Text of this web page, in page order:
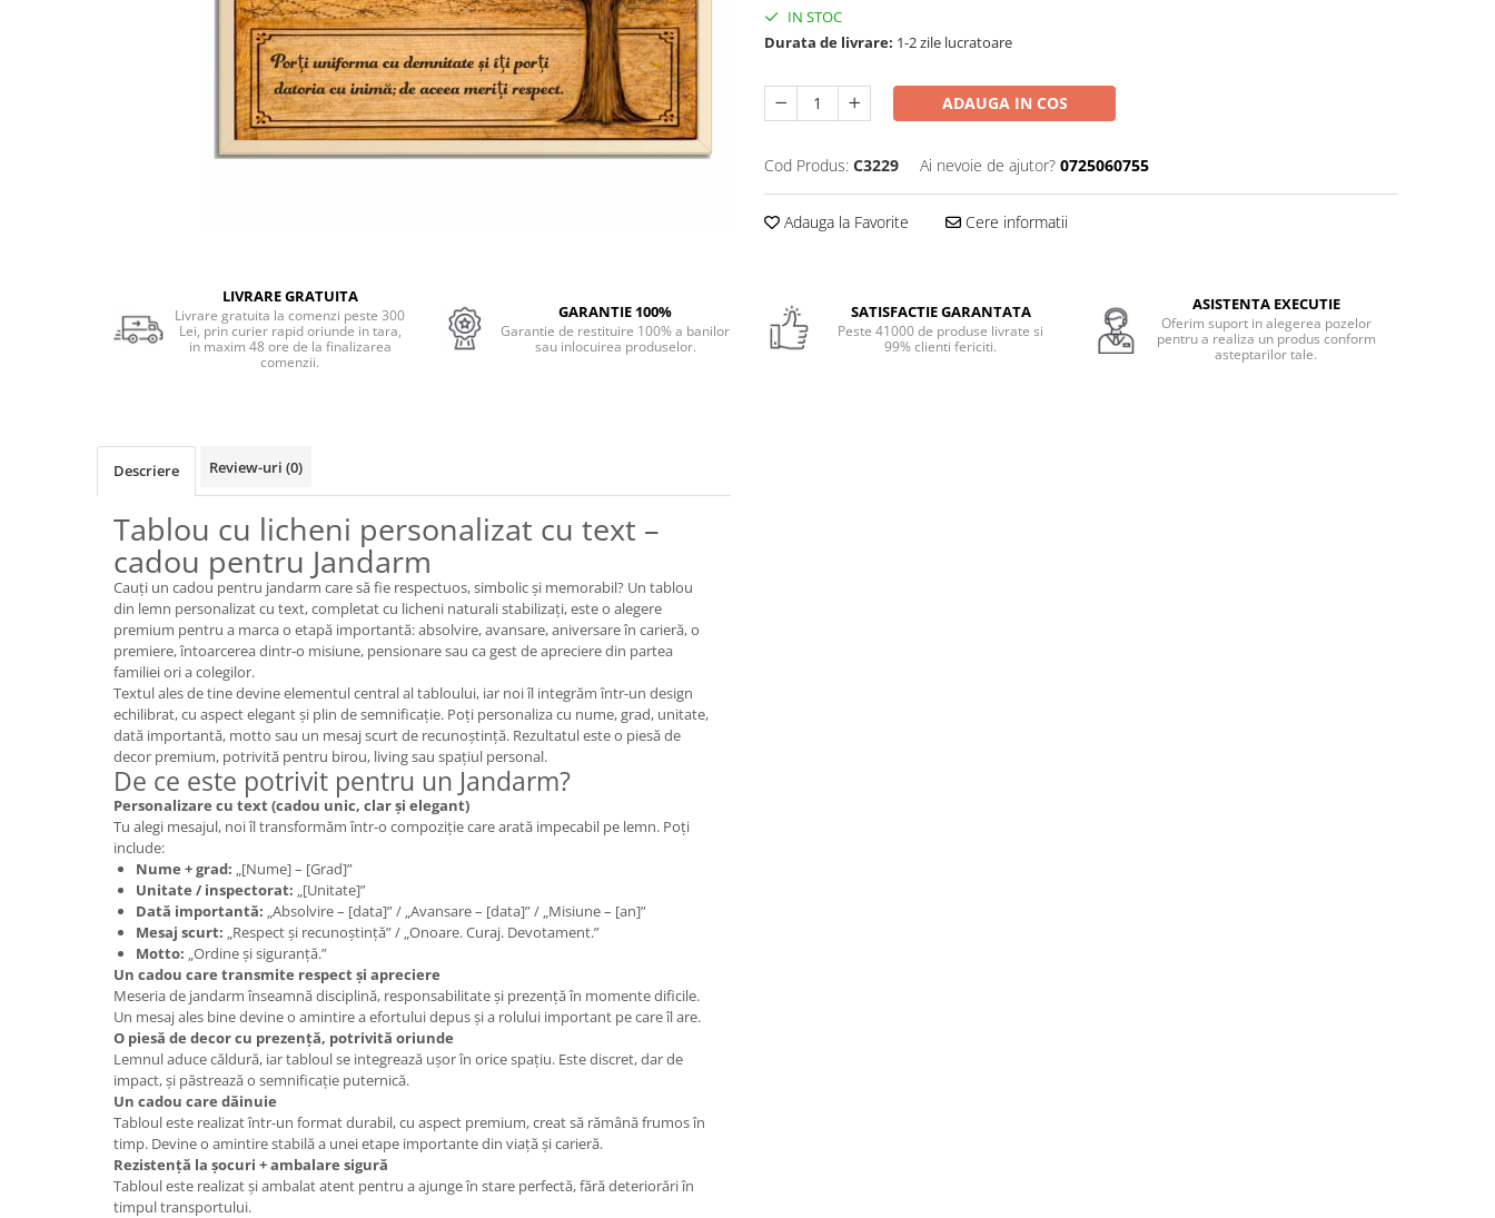
Cadouri Doctori/Asistente
Cadouri Farmacisti
Cadouri Motociclisti
Cadouri Pescar
Cadouri Politisti
Cadouri Pompieri
Cadouri Soferi/Mecanici
Cadouri Stomatologi
Cadouri Stylisti
Cadouri Tractoristi
Cadouri Vanatori/Padurari
Cadre Didactice
IN STOC
Durata de livrare: 1-2 zile lucratoare
ADAUGA IN COS
Cod Produs: C3229 Ai nevoie de ajutor? 0725060755
Adauga la Favorite Cere informatii
LIVRARE GRATUITA
Livrare gratuita la comenzi peste 300
Lei, prin curier rapid oriunde in tara,
in maxim 48 ore de la finalizarea
comenzii.
GARANTIE 100%
Garantie de restituire 100% a banilor
sau inlocuirea produselor.
SATISFACTIE GARANTATA
Peste 41000 de produse livrate si
99% clienti fericiti.
ASISTENTA EXECUTIE
Oferim suport in alegerea pozelor
pentru a realiza un produs conform
asteptarilor tale.
Descriere Review-uri (0)
Tablou cu licheni personalizat cu text –
cadou pentru Jandarm
Cauți un cadou pentru jandarm care să fie respectuos, simbolic și memorabil? Un tablou
din lemn personalizat cu text, completat cu licheni naturali stabilizați, este o alegere
premium pentru a marca o etapă importantă: absolvire, avansare, aniversare în carieră, o
premiere, întoarcerea dintr-o misiune, pensionare sau ca gest de apreciere din partea
familiei ori a colegilor.
Textul ales de tine devine elementul central al tabloului, iar noi îl integrăm într-un design
echilibrat, cu aspect elegant și plin de semnificație. Poți personaliza cu nume, grad, unitate,
dată importantă, motto sau un mesaj scurt de recunoștință. Rezultatul este o piesă de
decor premium, potrivită pentru birou, living sau spațiul personal.
De ce este potrivit pentru un Jandarm?
Personalizare cu text (cadou unic, clar și elegant)
Tu alegi mesajul, noi îl transformăm într-o compoziție care arată impecabil pe lemn. Poți
include:
Nume + grad: „[Nume] – [Grad]”
Unitate / inspectorat: „[Unitate]”
Dată importantă: „Absolvire – [data]” / „Avansare – [data]” / „Misiune – [an]”
Mesaj scurt: „Respect și recunoștință” / „Onoare. Curaj. Devotament.”
Motto: „Ordine și siguranță.”
Un cadou care transmite respect și apreciere
Meseria de jandarm înseamnă disciplină, responsabilitate și prezență în momente dificile.
Un mesaj ales bine devine o amintire a efortului depus și a rolului important pe care îl are.
O piesă de decor cu prezență, potrivită oriunde
Lemnul aduce căldură, iar tabloul se integrează ușor în orice spațiu. Este discret, dar de
impact, și păstrează o semnificație puternică.
Un cadou care dăinuie
Tabloul este realizat într-un format durabil, cu aspect premium, creat să rămână frumos în
timp. Devine o amintire stabilă a unei etape importante din viață și carieră.
Rezistență la șocuri + ambalare sigură
Tabloul este realizat și ambalat atent pentru a ajunge în stare perfectă, fără deteriorări în
timpul transportului.